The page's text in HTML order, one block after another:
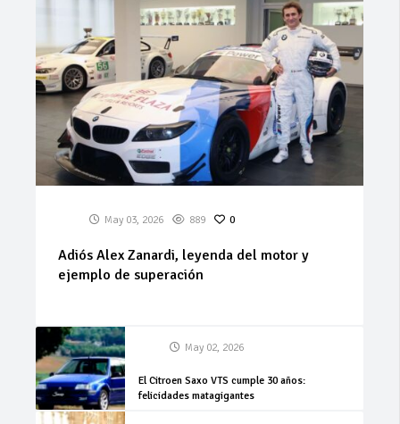
May 03, 2026 889 0
Adiós Alex Zanardi, leyenda del motor y
ejemplo de superación
May 02, 2026
El Citroen Saxo VTS cumple 30 años:
felicidades matagigantes